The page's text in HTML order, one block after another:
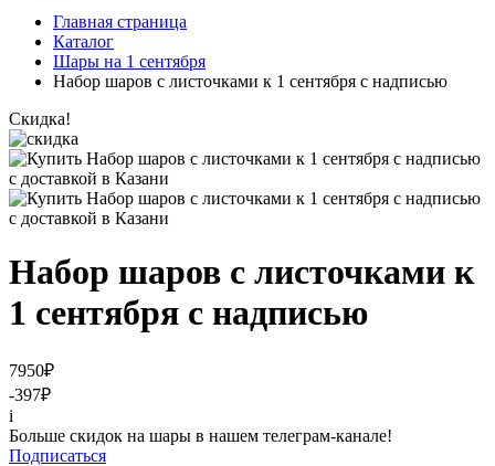
Главная страница
Каталог
Шары на 1 сентября
Набор шаров с листочками к 1 сентября с надписью
Скидка!
Набор шаров с листочками к
1 сентября с надписью
7950₽
-397₽
i
Больше скидок на шары в нашем телеграм-канале!
Подписаться